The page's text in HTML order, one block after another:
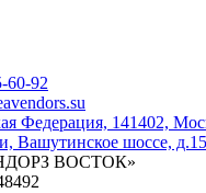
60-92
Федерация, 141402,
Вашутинское шоссе,
ВОСТОК»